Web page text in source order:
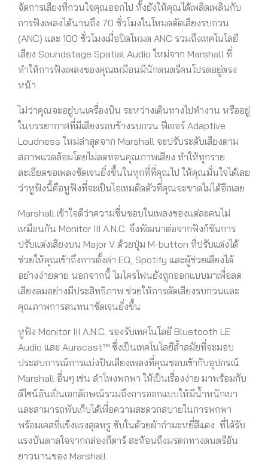
จัดการเสียงที่กวนใจคุณออกไป ทั้งยังให้คุณได้เพลิดเพลินกับ
การฟังเพลงได้นานถึง 70 ชั่วโมงในโหมดตัดเสียงรบกวน
(ANC) และ 100 ชั่วโมงเมื่อปิดโหมด ANC รวมถึงเทคโนโลยี
เสียง Soundstage Spatial Audio ใหม่จาก Marshall ที่
ทำให้การฟังเพลงของคุณเหมือนมีนักดนตรีคนโปรดอยู่ตรง
หน้า
ไม่ว่าคุณจะอยู่บนเครื่องบิน ระหว่างเดินทางไปทำงาน หรืออยู่
ในบรรยากาศที่มีเสียงรอบข้างรบกวน ฟีเจอร์ Adaptive
Loudness ใหม่ล่าสุดจาก Marshall จะปรับระดับเสียงตาม
สภาพแวดล้อมโดยไม่ลดทอนคุณภาพเสียง ทำให้ทุกราย
ละเอียดขอเพลงชัดเจนยิ่งขึ้นในทุกที่ที่คุณไป ให้คุณมั่นใจได้เลย
ว่าหูฟังนี้คือหูฟังที่จะเป็นไอเทมติดตัวที่คุณจะขาดไม่ได้อีกเลย
Marshall เข้าใจดีว่าความชื่นชอบในเพลงของแต่ละคนไม่
เหมือนกัน Monitor III A.N.C. จึงพัฒนาต่อจากฟังก์ชันการ
ปรับแต่งเสียงบน Major V ด้วยปุ่ม M-button ที่ปรับแต่งได้
ช่วยให้คุณเข้าถึงการตั้งค่า EQ, Spotify และผู้ช่วยเสียงได้
อย่างง่ายดาย นอกจากนี้ ไมโครโฟนยังถูกออกแบบมาเพื่อลด
เสียงลมอย่างมีประสิทธิภาพ ช่วยให้การตัดเสียงรบกวนและ
คุณภาพการสนทนาชัดเจนยิ่งขึ้น
หูฟัง Monitor III A.N.C. รองรับเทคโนโลยี Bluetooth LE
Audio และ Auracast™ ซึ่งเป็นเทคโนโลยีล้ำสมัยที่จะมอบ
ประสบการณ์การแบ่งปันเสียงเพลงที่คุณชอบเข้ากับอุปกรณ์
Marshall อื่นๆ เช่น ลำโพงพกพา ให้เป็นเรื่องง่าย มาพร้อมกับ
ดีไซน์อันเป็นเอกลักษณ์รวมถึงการออกแบบให้มีน้ำหนักเบา
และสามารถพับเก็บได้เพื่อความสะดวกสบายในการพกพา
พร้อมเคสที่แข็งเเรงสุดหรู ซับในด้วยผ้ากำมะหยี่สีแดง ที่ได้รับ
แรงบันดาลใจจากกล่องกีตาร์ สะท้อนถึงมรดกทางดนตรีอัน
ยาวนานของ Marshall